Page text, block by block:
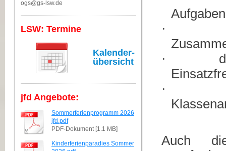
ogs@gs-lsw.de
LSW: Termine
Kalender-
übersicht
jfd Angebote:
Sommerferienprogramm 2026
jfd.pdf
PDF-Dokument [1.1 MB]
Kinderferienparadies Sommer
·
·
·
Auch